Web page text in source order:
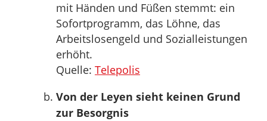
mit Händen und Füßen stemmt: ein
Sofortprogramm, das Löhne, das
Arbeitslosengeld und Sozialleistungen
erhöht.
Quelle: Telepolis
Von der Leyen sieht keinen Grund
zur Besorgnis